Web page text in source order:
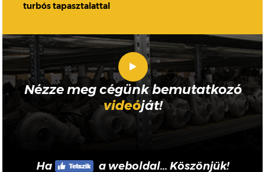
turbós tapasztalattal
Nézze meg cégünk bemutatkozó
videóját!
Ha a weboldal... Köszönjük!